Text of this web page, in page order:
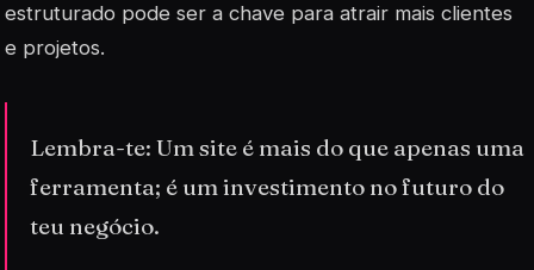
estruturado pode ser a chave para atrair mais clientes
e projetos.
Lembra-te: Um site é mais do que apenas uma
ferramenta; é um investimento no futuro do
teu negócio.